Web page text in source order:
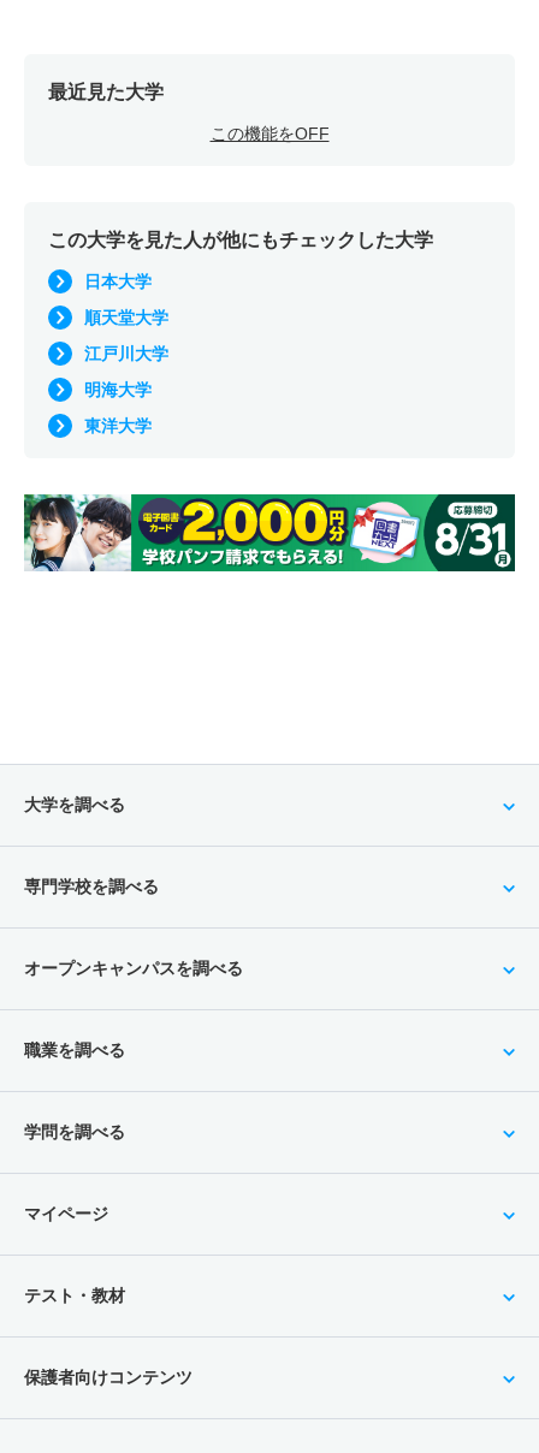
最近見た大学
この機能をOFF
この大学を見た人が他にもチェックした大学
日本大学
順天堂大学
江戸川大学
明海大学
東洋大学
大学を調べる
専門学校を調べる
オープンキャンパスを調べる
職業を調べる
学問を調べる
マイページ
テスト・教材
保護者向けコンテンツ